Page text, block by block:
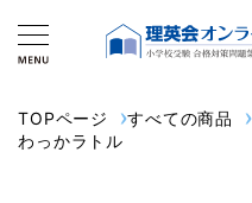
TOPページ すべての商品
わっかラトル